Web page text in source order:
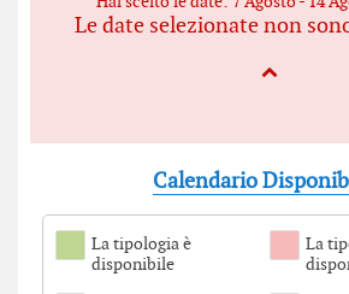
Le date selezionate non
Calendario
La tipologia è
disponibile
La